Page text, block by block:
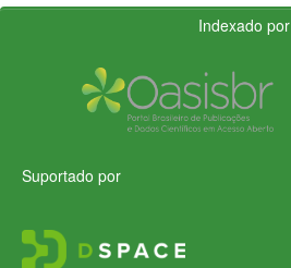
Indexado por
Suportado por